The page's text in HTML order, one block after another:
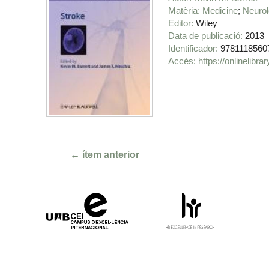
Matèria Medicine
Editor Wiley
Data de publicació 2013
Identificador
https://
← ítem anterior
d'Excel·lència